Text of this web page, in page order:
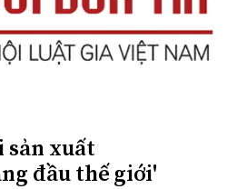
sản xuất
đầu thế giới'